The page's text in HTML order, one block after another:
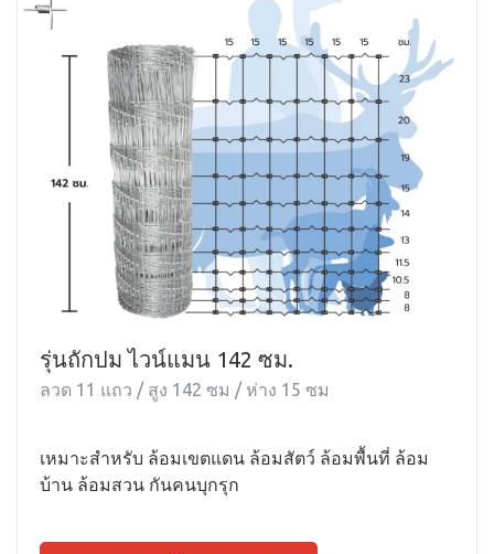
รุ่นถักปม ไวน์แมน 142 ซม.
ลวด 11 แถว / สูง 142 ซม / ห่าง 15 ซม
เหมาะสำหรับ ล้อมเขตแดน ล้อมสัตว์ ล้อมพื้นที่ ล้อม
บ้าน ล้อมสวน กันคนบุกรุก